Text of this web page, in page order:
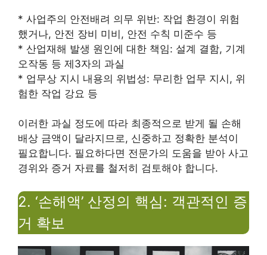
* 사업주의 안전배려 의무 위반: 작업 환경이 위험
했거나, 안전 장비 미비, 안전 수칙 미준수 등
* 산업재해 발생 원인에 대한 책임: 설계 결함, 기계
오작동 등 제3자의 과실
* 업무상 지시 내용의 위법성: 무리한 업무 지시, 위
험한 작업 강요 등
이러한 과실 정도에 따라 최종적으로 받게 될 손해
배상 금액이 달라지므로, 신중하고 정확한 분석이
필요합니다. 필요하다면 전문가의 도움을 받아 사고
경위와 증거 자료를 철저히 검토해야 합니다.
2. ‘손해액’ 산정의 핵심: 객관적인 증
거 확보